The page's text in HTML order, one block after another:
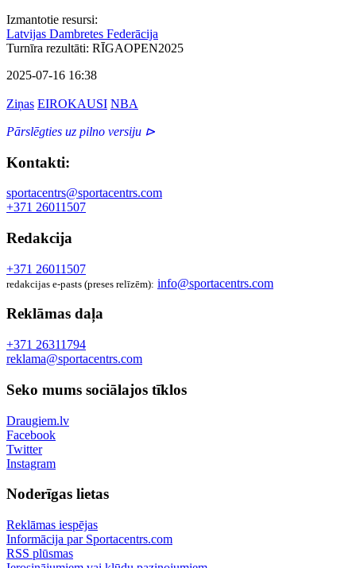
Izmantotie resursi:
Latvijas Dambretes Federācija
Turnīra rezultāti: RĪGAOPEN2025
2025-07-16 16:38
Ziņas EIROKAUSI NBA
Pārslēgties uz pilno versiju ⊳
Kontakti:
sportacentrs@sportacentrs.com
+371 26011507
Redakcija
+371 26011507
redakcijas e-pasts (preses relīzēm): info@sportacentrs.com
Reklāmas daļa
+371 26311794
reklama@sportacentrs.com
Seko mums sociālajos tīklos
Draugiem.lv
Facebook
Twitter
Instagram
Noderīgas lietas
Reklāmas iespējas
Informācija par Sportacentrs.com
RSS plūsmas